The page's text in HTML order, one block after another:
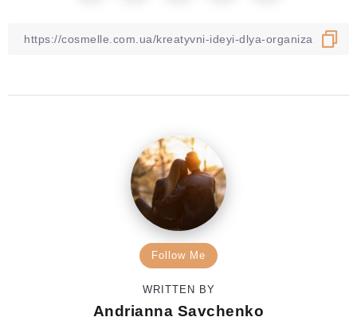
Follow Me
WRITTEN BY
Andrianna Savchenko